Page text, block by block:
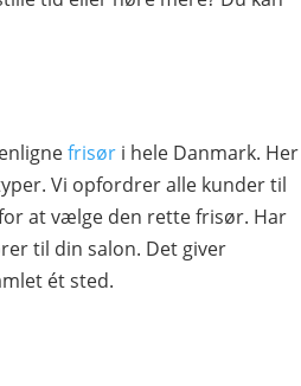
frisør i hele Danmark. Her
Vi opfordrer alle kunder til
at vælge den rette frisør. Har
til din salon. Det giver
ét sted.